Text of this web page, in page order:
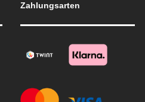
Zahlungsarten